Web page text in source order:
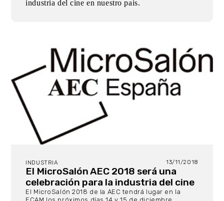
industria del cine en nuestro país.
INDUSTRIA 13/11/2018
El MicroSalón AEC 2018 será una
celebración para la industria del cine
El MicroSalón 2018 de la AEC tendrá lugar en la